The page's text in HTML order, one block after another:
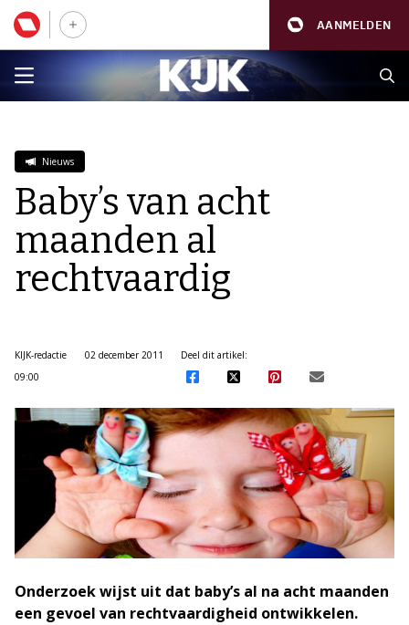
AANMELDEN
Nieuws
Baby’s van acht
maanden al
rechtvaardig
KIJK-redactie
02 december 2011
09:00
Deel dit artikel:
Onderzoek wijst uit dat baby’s al na acht maanden
een gevoel van rechtvaardigheid ontwikkelen.